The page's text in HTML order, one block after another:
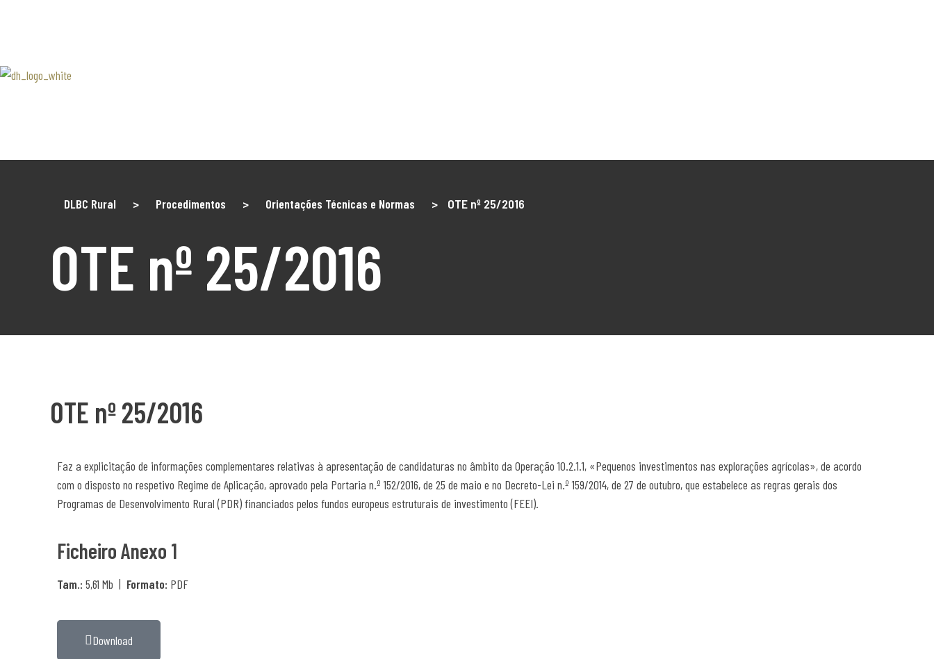
DLBC Rural > Procedimentos > Orientações Técnicas e Normas > OTE nº 25/2016
OTE nº 25/2016
OTE nº 25/2016
Faz a explicitação de informações complementares relativas à apresentação de candidaturas no âmbito da Operação 10.2.1.1, «Pequenos investimentos nas explorações agrícolas», de acordo
com o disposto no respetivo Regime de Aplicação, aprovado pela Portaria n.º 152/2016, de 25 de maio e no Decreto-Lei n.º 159/2014, de 27 de outubro, que estabelece as regras gerais dos
Programas de Desenvolvimento Rural (PDR) financiados pelos fundos europeus estruturais de investimento (FEEI).
Ficheiro Anexo 1
Tam.: 5,61 Mb | Formato: PDF
Download